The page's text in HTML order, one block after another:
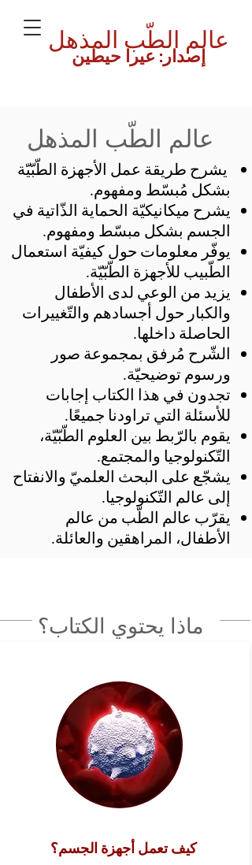
عالم الطّب المذهل
إصدار: عيرا حيطين
ماذا يحتوي الكتاب؟
مذهل، والتي تحتوي معلومات
وشرح عن:
كيف تعمل أجهزة الجسم؟
عالم الطّب المذهل
​ يشرح طريقة عمل الأجهزة الطّبّيّة
بشكل مُبسّط ومفهوم.
يشرح ميكانيكيّة الحماية الذّاتية في
الجسم بشكل مبسّط ومفهوم.
يوفّر معلومات حول كيفيّة استعمال
الطّبيب للأجهزة الطّبّيّة.
يزيد من الوعي لدى الأطفال
والكبار حول أجسادهم والتّغييرات
الحاصلة داخلها.
الشّرح مُرفق بمجموعة صور
ورسوم توضيحيّة.
تجدون في هذا الكتاب إجابات
للأسئلة التي تراودنا جميعًا.
يقوم بالرّبط بين العلوم الطّبّيّة،
التّكنولوجيا والمجتمع.
يشجّع على البحث العلميّ والانفتاح
إلى عالم التّكنولوجيا.
يقرّب عالم الطّب من عالم
الأطفال، المراهقين والعائلة.